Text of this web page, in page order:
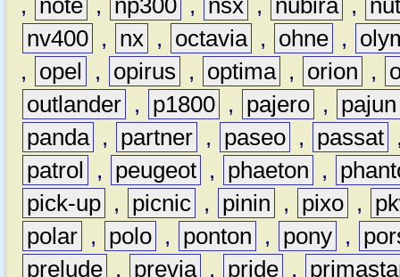
,
note , np300 , nsx , nubira ,
nv400 , nx , octavia , ohne ,
,
opel , opirus , optima , orion ,
outlander , p1800 , pajero ,
pajun
panda , partner , paseo , passat
patrol
, peugeot , phaeton ,
pick-up , picnic , pinin , pixo ,
polar , polo , ponton , pony ,
prelude , previa , pride ,